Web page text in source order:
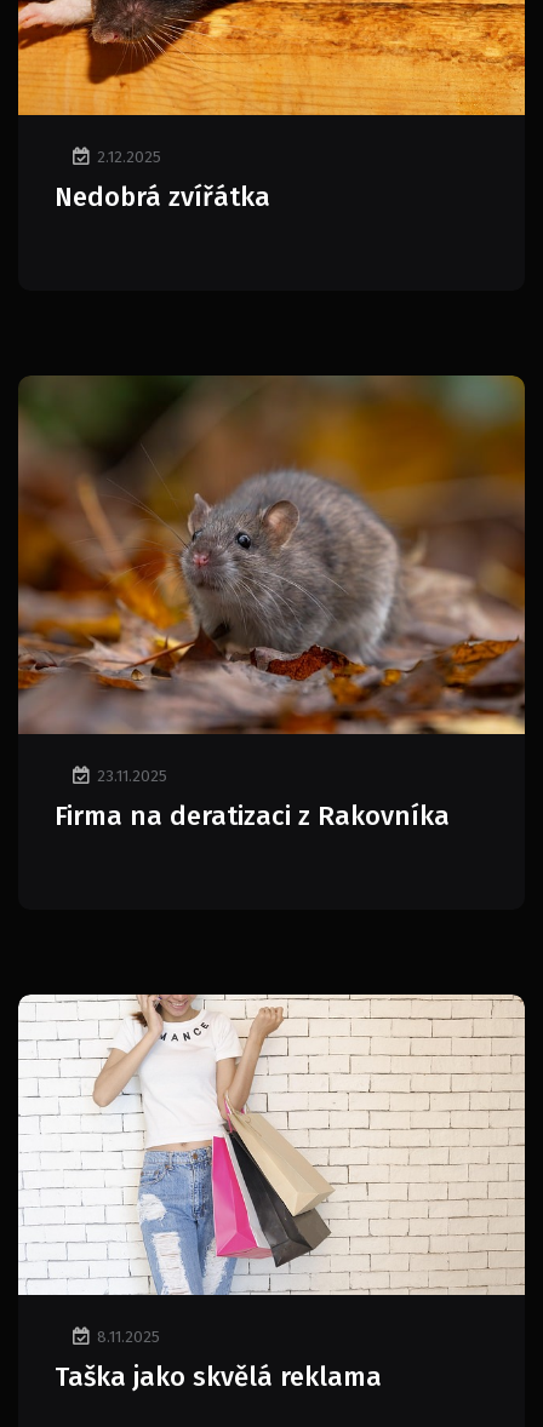
2.12.2025
Nedobrá zvířátka
23.11.2025
Firma na deratizaci z Rakovníka
8.11.2025
Taška jako skvělá reklama